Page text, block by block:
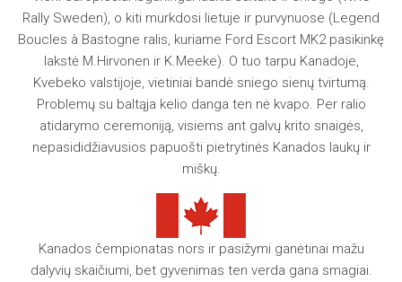
Rally Sweden), o kiti murkdosi lietuje ir purvynuose (Legend
Boucles à Bastogne ralis, kuriame Ford Escort MK2 pasikinkę
lakstė M.Hirvonen ir K.Meeke). O tuo tarpu Kanadoje,
Kvebeko valstijoje, vietiniai bandė sniego sienų tvirtumą.
Problemų su baltąja kelio danga ten nė kvapo. Per ralio
atidarymo ceremoniją, visiems ant galvų krito snaigės,
nepasididžiavusios papuošti pietrytinės Kanados laukų ir
miškų.
Kanados čempionatas nors ir pasižymi ganėtinai mažu
dalyvių skaičiumi, bet gyvenimas ten verda gana smagiai.